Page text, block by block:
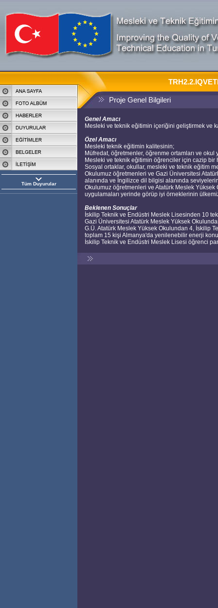
Tüm Duyurular
Proje Genel Bilgileri
Genel Amacı
Mesleki ve teknik eğitimin içeriğini geliştirmek ve
Özel Amacı
Mesleki teknik eğitimin kalitesinin;
Müfredat, öğretmenler, öğrenme ortamları ve okul
Mesleki ve teknik eğitimin öğrenciler için cazip bir
Sosyal ortaklar, okullar, mesleki ve teknik eğitim
Okulumuz öğretmenleri ve Gazi Üniversitesi
alanında ve İngilizce dil bilgisi alanında
Okulumuz öğretmenleri ve Atatürk Meslek
uygulamaları yerinde görüp iyi örneklerinin
Beklenen Sonuçlar
İskilip Teknik ve Endüstri Meslek Lisesinden 10
Gazi Üniversitesi Atatürk Meslek Yüksek
G.Ü. Atatürk Meslek Yüksek Okulundan 4, İskilip
toplam 15 kişi Almanya'da yenilenebilir enerji
İskilip Teknik ve Endüstri Meslek Lisesi öğrenci